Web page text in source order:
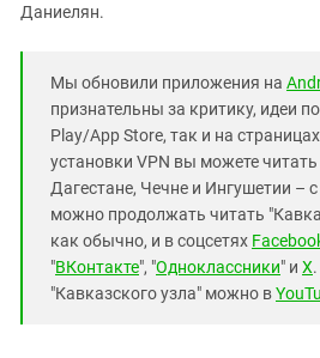
Даниелян.
Мы обновили приложения на
признательны за критику, идеи
Play/App Store, так и на
установки VPN вы можете читать
Дагестане, Чечне и Ингушетии –
можно продолжать читать
как обычно, и в соцсетях
"ВКонтакте", "Одноклассники" и X
"Кавказского узла" можно в